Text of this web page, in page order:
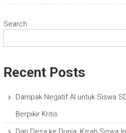
Search
Recent Posts
Dampak Negatif AI untuk Siswa
Berpikir Kritis